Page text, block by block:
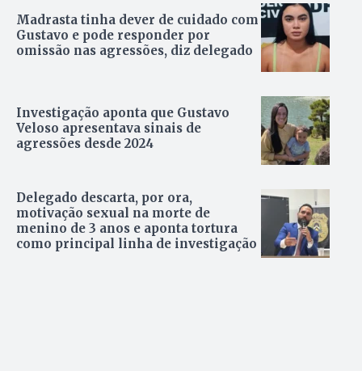
Madrasta tinha dever de cuidado com
Gustavo e pode responder por
omissão nas agressões, diz delegado
Investigação aponta que Gustavo
Veloso apresentava sinais de
agressões desde 2024
Delegado descarta, por ora,
motivação sexual na morte de
menino de 3 anos e aponta tortura
como principal linha de investigação